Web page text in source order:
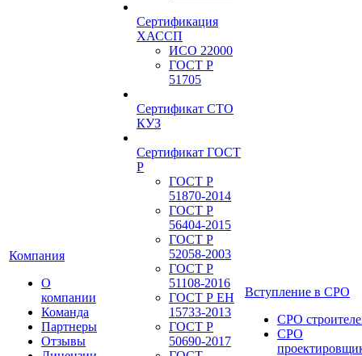
Компания
О
компании
Команда
Партнеры
Отзывы
Сертификация
ХАССП
ИСО 22000
ГОСТ Р
51705
Сертификат СТО
КУЗ
Сертификат ГОСТ
Р
ГОСТ Р
51870-2014
ГОСТ Р
56404-2015
ГОСТ Р
52058-2003
ГОСТ Р
51108-2016
ГОСТ Р ЕН
15733-2013
ГОСТ Р
50690-2017
Вступление в СРО
СРО
СРО